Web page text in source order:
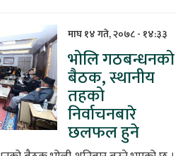
माघ १४ गते, २०७८ - १४:३३
भोलि गठबन्धनको
बैठक, स्थानीय
तहको
निर्वाचनबारे
छलफल हुने